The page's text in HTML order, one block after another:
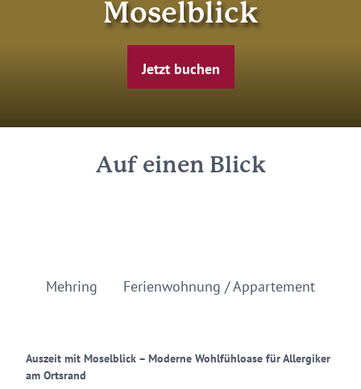
Moselblick
Jetzt buchen
Auf einen Blick
Mehring Ferienwohnung / Appartement
Auszeit mit Moselblick – Moderne Wohlfühloase für Allergiker
am Ortsrand